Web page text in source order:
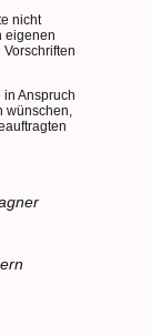
nicht
eigenen
Anspruch
wünschen,